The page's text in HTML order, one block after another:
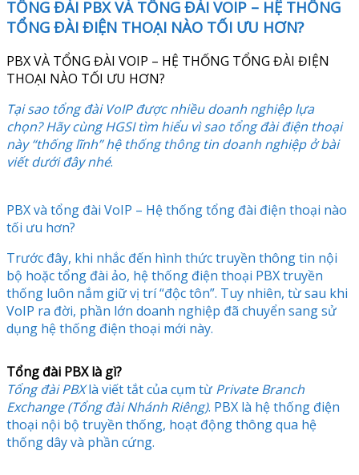
TỔNG ĐÀI PBX VÀ TỔNG ĐÀI VOIP – HỆ THỐNG
TỔNG ĐÀI ĐIỆN THOẠI NÀO TỐI ƯU HƠN?
PBX VÀ TỔNG ĐÀI VOIP – HỆ THỐNG TỔNG ĐÀI ĐIỆN
THOẠI NÀO TỐI ƯU HƠN?
Tại sao tổng đài VoIP được nhiều doanh nghiệp lựa
chọn? Hãy cùng HGSI tìm hiểu vì sao tổng đài điện thoại
này “thống lĩnh” hệ thống thông tin doanh nghiệp ở bài
viết dưới đây nhé.
PBX và tổng đài VoIP – Hệ thống tổng đài điện thoại nào
tối ưu hơn?
Trước đây, khi nhắc đến hình thức truyền thông tin nội
bộ hoặc tổng đài ảo, hệ thống điện thoại PBX truyền
thống luôn nắm giữ vị trí “độc tôn”. Tuy nhiên, từ sau khi
VoIP ra đời, phần lớn doanh nghiệp đã chuyển sang sử
dụng hệ thống điện thoại mới này.
Tổng đài PBX là gì?
Tổng đài PBXlà viết tắt của cụm từ Private Branch
Exchange (Tổng đài Nhánh Riêng). PBX là hệ thống điện
thoại nội bộ truyền thống, hoạt động thông qua hệ
thống dây và phần cứng.